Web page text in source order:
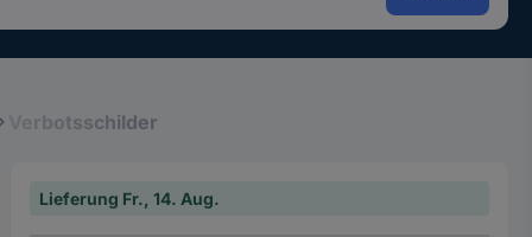
Verbotsschilder
Lieferung Fr., 14. Aug.